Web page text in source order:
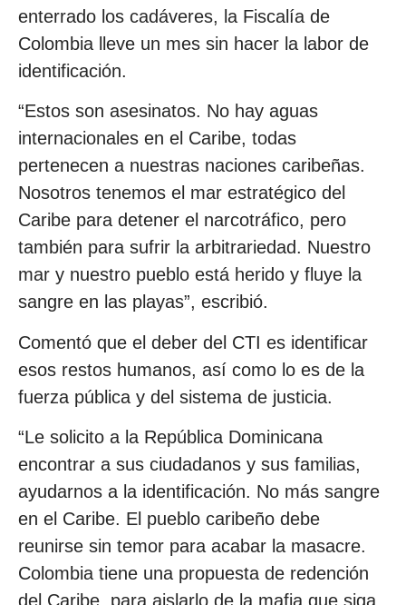
enterrado los cadáveres, la Fiscalía de
Colombia lleve un mes sin hacer la labor de
identificación.
“Estos son asesinatos. No hay aguas
internacionales en el Caribe, todas
pertenecen a nuestras naciones caribeñas.
Nosotros tenemos el mar estratégico del
Caribe para detener el narcotráfico, pero
también para sufrir la arbitrariedad. Nuestro
mar y nuestro pueblo está herido y fluye la
sangre en las playas”, escribió.
Comentó que el deber del CTI es identificar
esos restos humanos, así como lo es de la
fuerza pública y del sistema de justicia.
“Le solicito a la República Dominicana
encontrar a sus ciudadanos y sus familias,
ayudarnos a la identificación. No más sangre
en el Caribe. El pueblo caribeño debe
reunirse sin temor para acabar la masacre.
Colombia tiene una propuesta de redención
del Caribe, para aislarlo de la mafia que siga